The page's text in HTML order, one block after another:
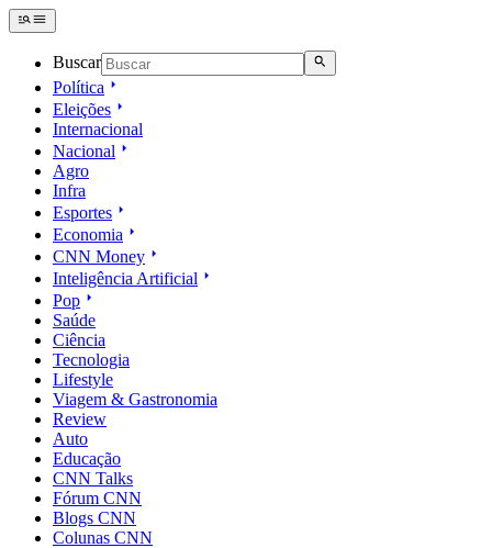
Buscar
Política
Eleições
Internacional
Nacional
Agro
Infra
Esportes
Economia
CNN Money
Inteligência Artificial
Pop
Saúde
Ciência
Tecnologia
Lifestyle
Viagem & Gastronomia
Review
Auto
Educação
CNN Talks
Fórum CNN
Blogs CNN
Colunas CNN